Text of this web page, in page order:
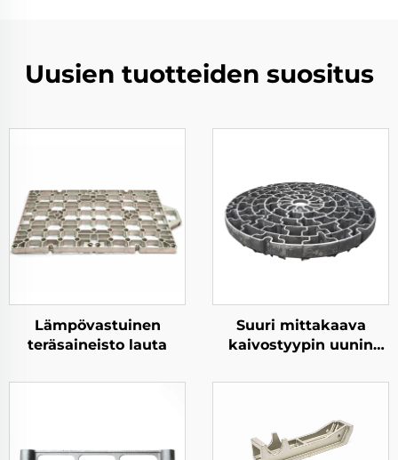
Uusien tuotteiden suositus
Lämpövastuinen
teräsaineisto lauta
Suuri mittakaava
kaivostyypin uunin